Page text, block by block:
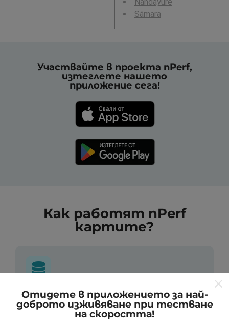
Sámara
Участвайте в проекта nPerf,
изтеглете нашето
приложение сега!
Как работят nPerf
картите?
Откъде идват данните?
Данните се събират от тестове, проведени от
Отидете в приложението за най-
доброто изживяване при тестване
на скоростта!